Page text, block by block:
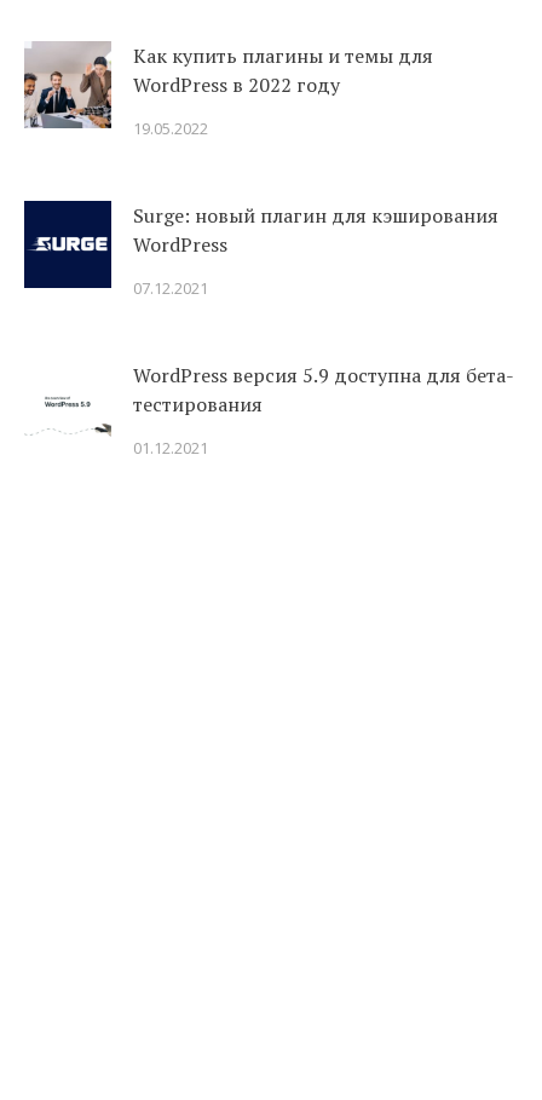
Как купить плагины и темы для
WordPress в 2022 году
19.05.2022
Surge: новый плагин для кэширования
WordPress
07.12.2021
WordPress версия 5.9 доступна для бета-
тестирования
01.12.2021